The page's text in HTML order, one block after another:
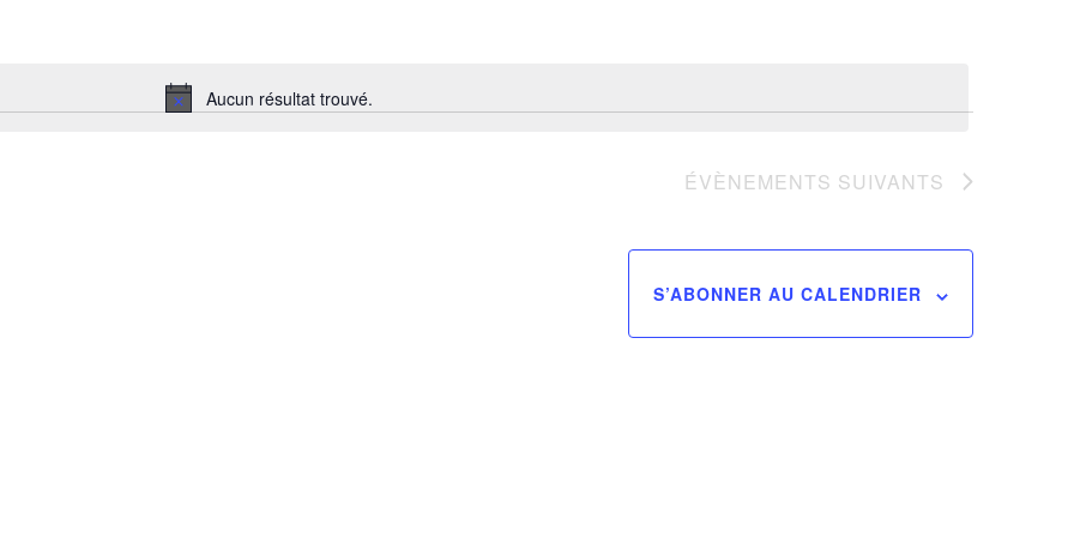
Notice
Aucun résultat trouvé.
ÉVÈNEMENTS SUIVANTS
S’ABONNER AU CALENDRIER